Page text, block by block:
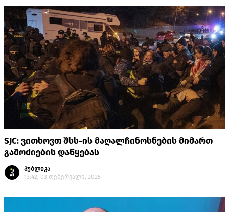
SJC: ვითხოვთ შსს-ის მაღალჩინოსნების მიმართ
გამოძიების დაწყებას
პუბლიკა
13:42, 03 თებერვალი, 2025